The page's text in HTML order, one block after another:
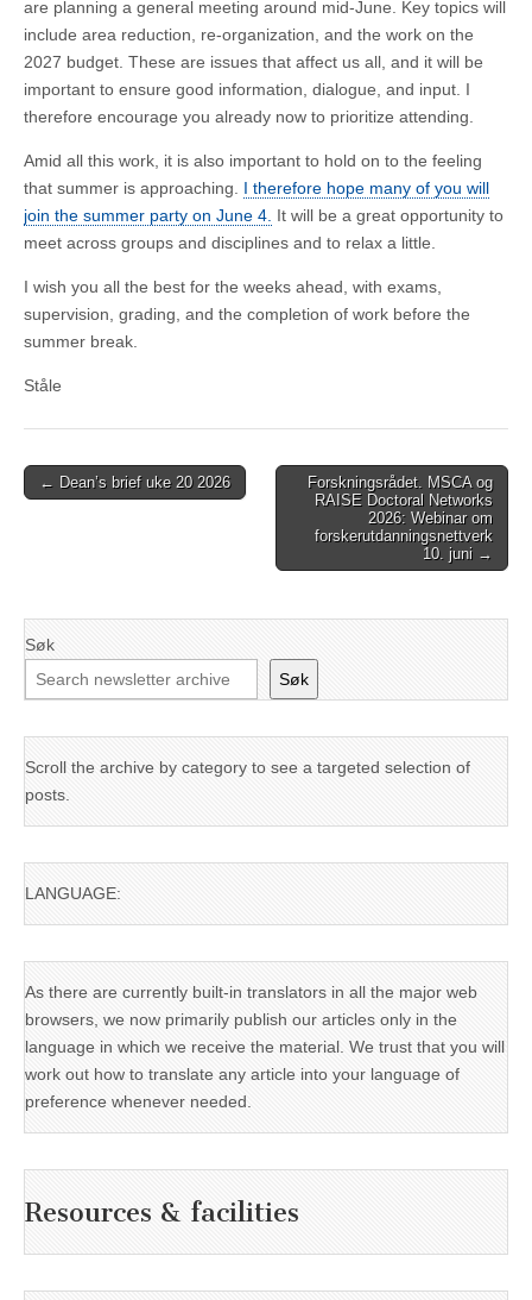
are planning a general meeting around mid-June. Key topics will
include area reduction, re-organization, and the work on the
2027 budget. These are issues that affect us all, and it will be
important to ensure good information, dialogue, and input. I
therefore encourage you already now to prioritize attending.
Amid all this work, it is also important to hold on to the feeling
that summer is approaching. I therefore hope many of you will
join the summer party on June 4. It will be a great opportunity to
meet across groups and disciplines and to relax a little.
I wish you all the best for the weeks ahead, with exams,
supervision, grading, and the completion of work before the
summer break.
Ståle
Post
← Dean’s brief uke 20 2026
Forskningsrådet. MSCA og
RAISE Doctoral Networks
2026: Webinar om
forskerutdanningsnettverk
10. juni →
Søk
Søk
Scroll the archive by category to see a targeted selection of
posts.
LANGUAGE:
As there are currently built-in translators in all the major web
browsers, we now primarily publish our articles only in the
language in which we receive the material. We trust that you will
work out how to translate any article into your language of
preference whenever needed.
Resources & facilities